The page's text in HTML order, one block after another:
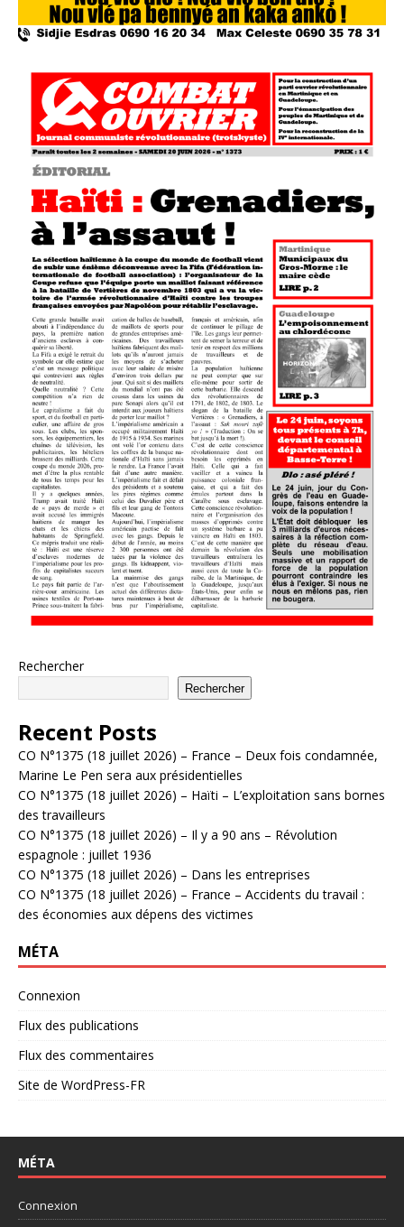
Rechercher
Rechercher
Recent Posts
CO N°1375 (18 juillet 2026) – France – Deux fois condamnée,
Marine Le Pen sera aux présidentielles
CO N°1375 (18 juillet 2026) – Haïti – L’exploitation sans bornes
des travailleurs
CO N°1375 (18 juillet 2026) – Il y a 90 ans – Révolution
espagnole : juillet 1936
CO N°1375 (18 juillet 2026) – Dans les entreprises
CO N°1375 (18 juillet 2026) – France – Accidents du travail :
des économies aux dépens des victimes
MÉTA
Connexion
Flux des publications
Flux des commentaires
Site de WordPress-FR
MÉTA
Connexion